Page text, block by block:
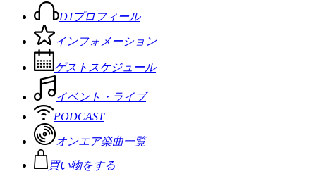
DJプロフィール
インフォメーション
ゲストスケジュール
イベント・ライブ
PODCAST
オンエア楽曲一覧
買い物をする